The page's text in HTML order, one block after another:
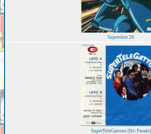
Superobot 28
SuperTeleGattone [Hit Parade]